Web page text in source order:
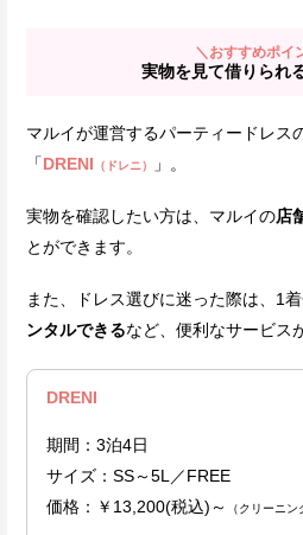
＼おすすめポイ
実物を見て借りられ
マルイが運営するパーティードレス
「DRENI （ ドレニ） 」。
実物を確認したい方は、マルイの店
とができます。
また、ドレス選びに迷った際は、1
ンタルできるなど、便利なサービス
DRENI
期間：3泊4日
サイズ：SS～5L／FREE
価格：￥13,200(税込)～
（クリーニン